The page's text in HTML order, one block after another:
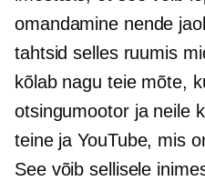
omandamine nende
tahtsid selles ruumis
kõlab nagu teie mõte,
otsingumootor ja neile
teine ​​​​ja YouTube, mis
See võib sellisele